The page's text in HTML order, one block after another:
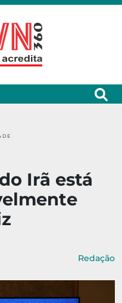
Irã está
Redação